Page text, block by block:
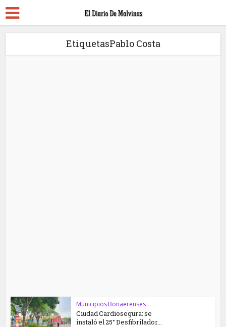
EtiquetasPablo Costa
Municipios Bonaerenses
Ciudad Cardiosegura: se
instaló el 25° Desfibrilador...